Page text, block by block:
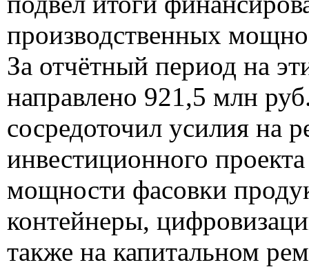
производственных
За отчётный период на
направлено 921,5 млн
сосредоточил усилия на
инвестиционного
мощности фасовки
контейнеры,
также на капитальном